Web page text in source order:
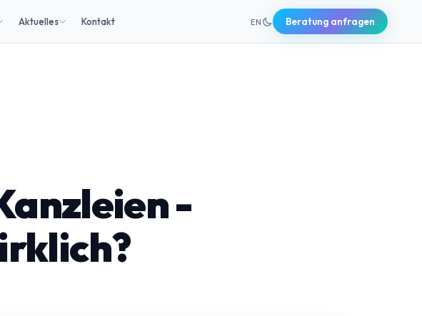
+49 631 20691820
Aktuelles Kontakt EN Beratung anfragen
-